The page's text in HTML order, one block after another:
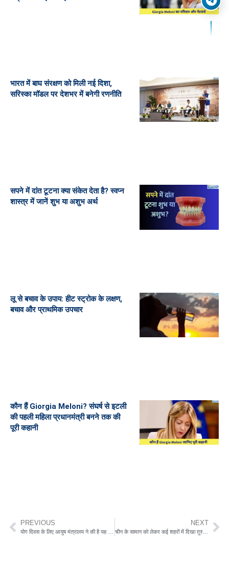
भारत में बाघ संरक्षण को मिली नई दिशा,
सरिस्का मॉडल पर देशभर में बनेगी रणनीति
सपने में दांत टूटना क्या संकेत देता है? स्वप्न
शास्त्र में जानें शुभ या अशुभ अर्थ
लू से बचाव के उपाय: हीट स्ट्रोक के लक्षण,
बचाव और प्राथमिक उपचार
कौन हैं Giorgia Meloni? संघर्ष से इटली
की पहली महिला प्रधानमंत्री बनने तक की
पूरी कहानी
PREVIOUS NEXT
चीन के सामान को लेकर कई शहरों में दिखा ग़ुस्सा, लोगों ने किया प्रदर्शन